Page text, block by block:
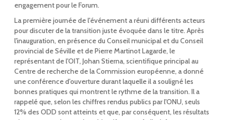
engagement pour le Forum.
La première journée de l'événement a réuni différents acteurs
pour discuter de la transition juste évoquée dans le titre. Après
l'inauguration, en présence du Conseil municipal et du Conseil
provincial de Séville et de Pierre Martinot Lagarde, le
représentant de l'OIT, Johan Stierna, scientifique principal au
Centre de recherche de la Commission européenne, a donné
une conférence d'ouverture durant laquelle il a souligné les
bonnes pratiques qui montrent le rythme de la transition. Il a
rappelé que, selon les chiffres rendus publics par l'ONU, seuls
12% des ODD sont atteints et que, par conséquent, les résultats